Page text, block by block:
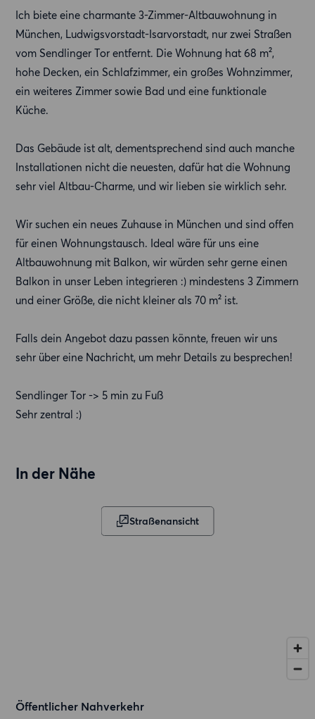
Ich biete eine charmante 3-Zimmer-Altbauwohnung in
München, Ludwigsvorstadt-Isarvorstadt, nur zwei Straßen
vom Sendlinger Tor entfernt. Die Wohnung hat 68 m²,
hohe Decken, ein Schlafzimmer, ein großes Wohnzimmer,
ein weiteres Zimmer sowie Bad und eine funktionale
Küche.
Das Gebäude ist alt, dementsprechend sind auch manche
Installationen nicht die neuesten, dafür hat die Wohnung
sehr viel Altbau-Charme, und wir lieben sie wirklich sehr.
Wir suchen ein neues Zuhause in München und sind offen
für einen Wohnungstausch. Ideal wäre für uns eine
Altbauwohnung mit Balkon, wir würden sehr gerne einen
Balkon in unser Leben integrieren :) mindestens 3 Zimmern
und einer Größe, die nicht kleiner als 70 m² ist.
Falls dein Angebot dazu passen könnte, freuen wir uns
sehr über eine Nachricht, um mehr Details zu besprechen!
Sendlinger Tor -> 5 min zu Fuß
Sehr zentral :)
In der Nähe
Straßenansicht
Öffentlicher Nahverkehr